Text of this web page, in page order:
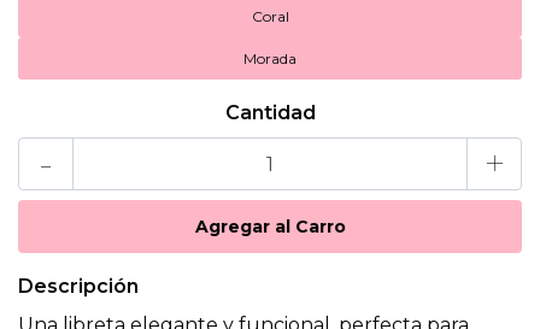
Coral
Morada
Cantidad
- +
Descripción